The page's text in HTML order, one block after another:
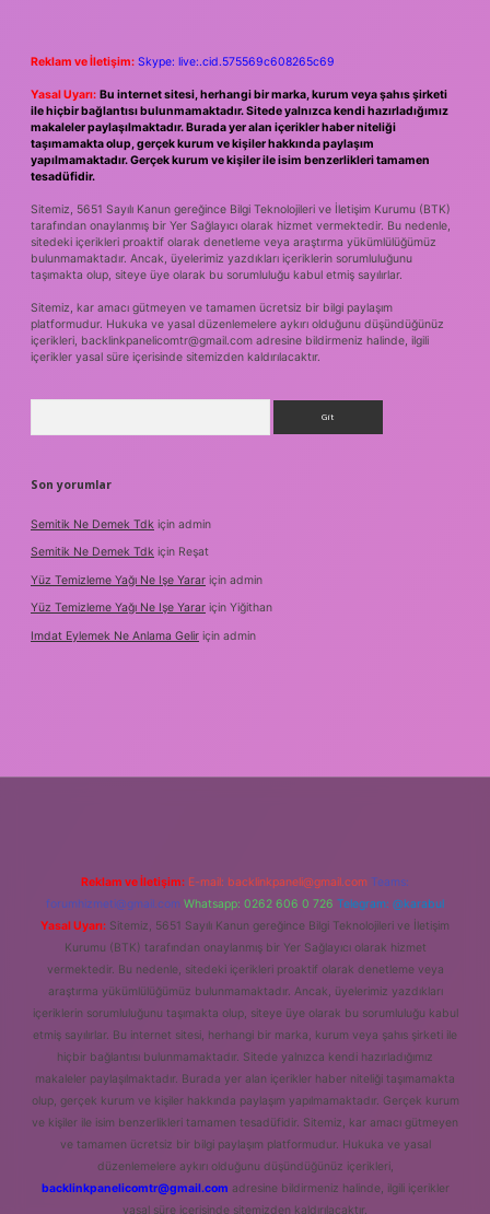
Reklam ve İletişim: Skype: live:.cid.575569c608265c69
Yasal Uyarı: Bu internet sitesi, herhangi bir marka, kurum veya şahıs şirketi
ile hiçbir bağlantısı bulunmamaktadır. Sitede yalnızca kendi hazırladığımız
makaleler paylaşılmaktadır. Burada yer alan içerikler haber niteliği
taşımamakta olup, gerçek kurum ve kişiler hakkında paylaşım
yapılmamaktadır. Gerçek kurum ve kişiler ile isim benzerlikleri tamamen
tesadüfidir.
Sitemiz, 5651 Sayılı Kanun gereğince Bilgi Teknolojileri ve İletişim Kurumu (BTK)
tarafından onaylanmış bir Yer Sağlayıcı olarak hizmet vermektedir. Bu nedenle,
sitedeki içerikleri proaktif olarak denetleme veya araştırma yükümlülüğümüz
bulunmamaktadır. Ancak, üyelerimiz yazdıkları içeriklerin sorumluluğunu
taşımakta olup, siteye üye olarak bu sorumluluğu kabul etmiş sayılırlar.
Sitemiz, kar amacı gütmeyen ve tamamen ücretsiz bir bilgi paylaşım
platformudur. Hukuka ve yasal düzenlemelere aykırı olduğunu düşündüğünüz
içerikleri, backlinkpanelicomtr@gmail.com adresine bildirmeniz halinde, ilgili
içerikler yasal süre içerisinde sitemizden kaldırılacaktır.
Son yorumlar
Semitik Ne Demek Tdk için admin
Semitik Ne Demek Tdk için Reşat
Yüz Temizleme Yağı Ne Işe Yarar için admin
Yüz Temizleme Yağı Ne Işe Yarar için Yiğithan
Imdat Eylemek Ne Anlama Gelir için admin
Reklam ve İletişim: E-mail: backlinkpaneli@gmail.com Teams:
forumhizmeti@gmail.com Whatsapp: 0262 606 0 726 Telegram: @karabul
Yasal Uyarı: Sitemiz, 5651 Sayılı Kanun gereğince Bilgi Teknolojileri ve İletişim
Kurumu (BTK) tarafından onaylanmış bir Yer Sağlayıcı olarak hizmet
vermektedir. Bu nedenle, sitedeki içerikleri proaktif olarak denetleme veya
araştırma yükümlülüğümüz bulunmamaktadır. Ancak, üyelerimiz yazdıkları
içeriklerin sorumluluğunu taşımakta olup, siteye üye olarak bu sorumluluğu kabul
etmiş sayılırlar. Bu internet sitesi, herhangi bir marka, kurum veya şahıs şirketi ile
hiçbir bağlantısı bulunmamaktadır. Sitede yalnızca kendi hazırladığımız
makaleler paylaşılmaktadır. Burada yer alan içerikler haber niteliği taşımamakta
olup, gerçek kurum ve kişiler hakkında paylaşım yapılmamaktadır. Gerçek kurum
ve kişiler ile isim benzerlikleri tamamen tesadüfidir. Sitemiz, kar amacı gütmeyen
ve tamamen ücretsiz bir bilgi paylaşım platformudur. Hukuka ve yasal
düzenlemelere aykırı olduğunu düşündüğünüz içerikleri,
backlinkpanelicomtr@gmail.com adresine bildirmeniz halinde, ilgili içerikler
yasal süre içerisinde sitemizden kaldırılacaktır.